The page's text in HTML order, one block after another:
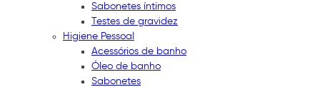
Sabonetes íntimos
Testes de gravidez
Higiene Pessoal
Acessórios de banho
Óleo de banho
Sabonetes